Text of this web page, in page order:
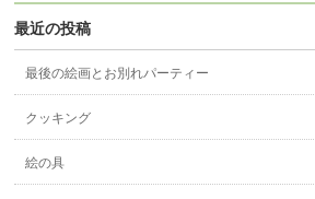
最近の投稿
最後の絵画とお別れパーティー
クッキング
絵の具